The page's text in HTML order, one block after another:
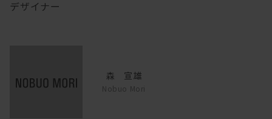
デザイナー
森 宣雄
Nobuo Mori